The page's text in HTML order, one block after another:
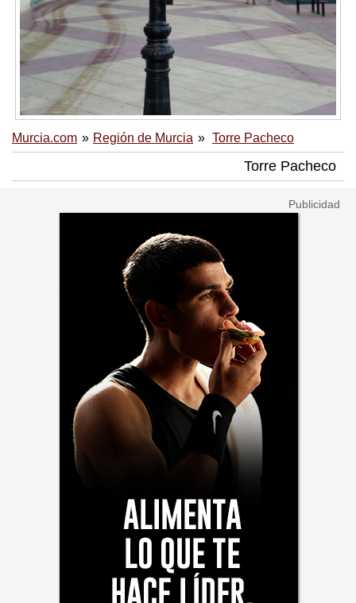
Murcia.com Región de Murcia Torre Pacheco
Torre Pacheco